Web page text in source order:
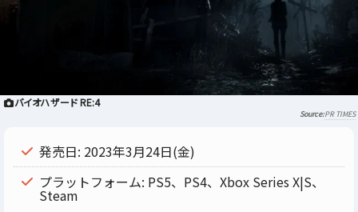
バイオハザード RE:4
PR TIMES
発売日: 2023年3月24日(金)
プラットフォーム: PS5、PS4、Xbox Series X|S、
Steam